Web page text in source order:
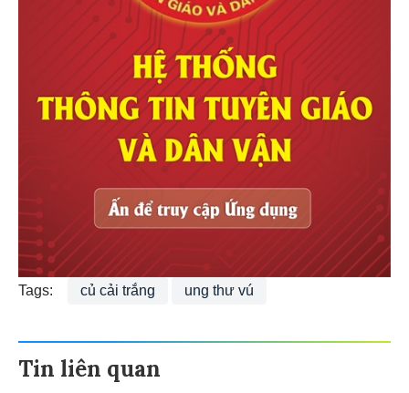
Tags: củ cải trắng ung thư vú
Tin liên quan